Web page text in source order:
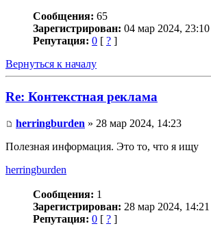
Сообщения: 65
Зарегистрирован: 04 мар 2024, 23:10
Репутация: 0 [ ? ]
Вернуться к началу
Re: Контекстная реклама
herringburden » 28 мар 2024, 14:23
Полезная информация. Это то, что я ищу
herringburden
Сообщения: 1
Зарегистрирован: 28 мар 2024, 14:21
Репутация: 0 [ ? ]